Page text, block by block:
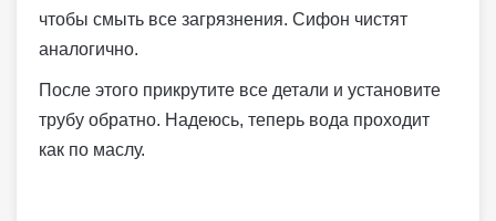
чтобы смыть все загрязнения. Сифон чистят
аналогично.
После этого прикрутите все детали и установите
трубу обратно. Надеюсь, теперь вода проходит
как по маслу.